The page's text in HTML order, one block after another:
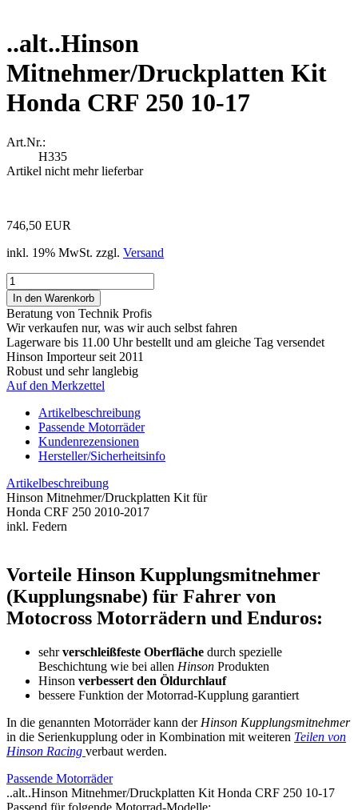
..alt..Hinson
Mitnehmer/Druckplatten Kit
Honda CRF 250 10-17
Art.Nr.:
H335
Artikel nicht mehr lieferbar
746,50 EUR
inkl. 19% MwSt. zzgl. Versand
Beratung von Technik Profis
Wir verkaufen nur, was wir auch selbst fahren
Lagerware bis 11.00 Uhr bestellt und am gleiche Tag versendet
Hinson Importeur seit 2011
Robust und sehr langlebig
Auf den Merkzettel
Artikelbeschreibung
Passende Motorräder
Kundenrezensionen
Hersteller/Sicherheitsinfo
Artikelbeschreibung
Hinson Mitnehmer/Druckplatten Kit für
Honda CRF 250 2010-2017
inkl. Federn
Vorteile Hinson Kupplungsmitnehmer
(Kupplungsnabe) für Fahrer von
Motocross Motorrädern und Enduros:
sehrverschleißfeste Oberfläche durch spezielle
Beschichtung wie bei allen Hinson Produkten
Hinson verbessert den Öldurchlauf
bessere Funktion der Motorrad-Kupplung garantiert
In die genannten Motorräder kann der Hinson Kupplungsmitnehmer
in die Serienkupplung oder in Kombination mit weiteren Teilen von
Hinson Racing verbaut werden.
Passende Motorräder
..alt..Hinson Mitnehmer/Druckplatten Kit Honda CRF 250 10-17
Passend für folgende Motorrad-Modelle: